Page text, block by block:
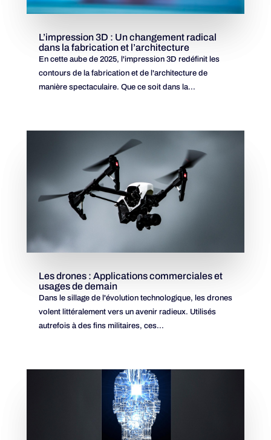
L’impression 3D : Un changement radical
dans la fabrication et l’architecture
En cette aube de 2025, l'impression 3D redéfinit les
contours de la fabrication et de l'architecture de
manière spectaculaire. Que ce soit dans la...
Les drones : Applications commerciales et
usages de demain
Dans le sillage de l'évolution technologique, les drones
volent littéralement vers un avenir radieux. Utilisés
autrefois à des fins militaires, ces...